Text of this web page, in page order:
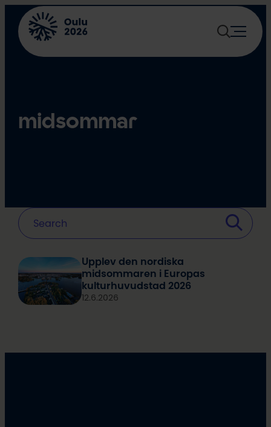
content
midsommar
Upplev den nordiska
midsommaren i Europas
kulturhuvudstad 2026
12.6.2026